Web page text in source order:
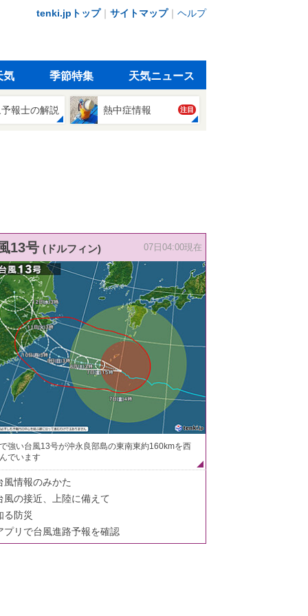
tenki.jpトップ｜ サイトマップ｜ ヘルプ
気 季節特集 天気ニュース
報士の解説 熱中症情報 注目
13号 (ドルフィン) 07日04:00現在
強い台風13号が沖永良部島の東南東約160kmを西
でいます
風情報のみかた
風の接近、上陸に備えて
る防災
プリで台風進路予報を確認